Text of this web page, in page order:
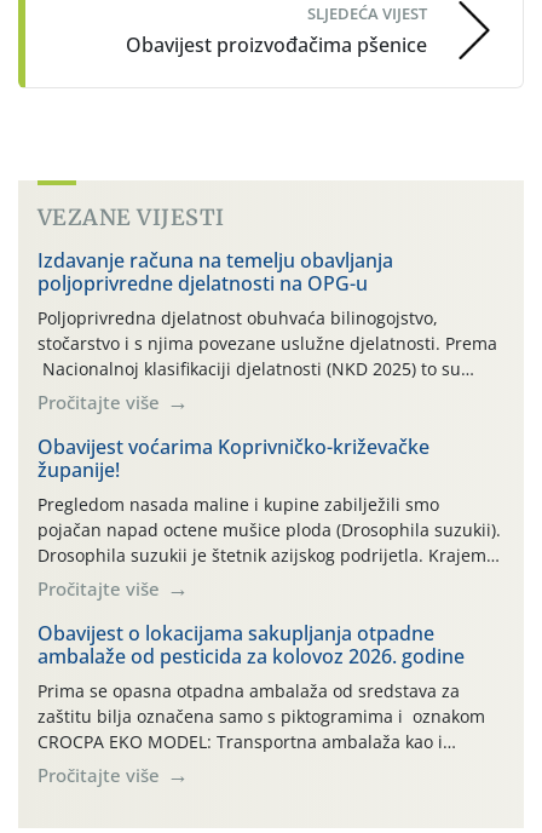
SLJEDEĆA VIJEST
Obavijest proizvođačima pšenice
VEZANE VIJESTI
Izdavanje računa na temelju obavljanja
poljoprivredne djelatnosti na OPG-u
Poljoprivredna djelatnost obuhvaća bilinogojstvo,
stočarstvo i s njima povezane uslužne djelatnosti. Prema
Nacionalnoj klasifikaciji djelatnosti (NKD 2025) to su
skupne 01.1, 01.2, 01.3, 01.4, 01.5 i 01.6. Djelatnost
prerade poljoprivrednih proizvoda je svako djelovanje na
poljoprivredni proizvod čiji je rezultat proizvod koji
također može biti poljoprivredni proizvod poput npr.
maslinovog ulja, bučinog ulja, vino od […]
Pročitajte više
Obavijest voćarima Koprivničko-križevačke
županije!
Pregledom nasada maline i kupine zabilježili smo
pojačan napad octene mušice ploda (Drosophila suzukii).
Drosophila suzukii je štetnik azijskog podrijetla. Krajem
2010. godine prvi puta je registriran u Hrvatskoj, a u
rujnu 2016. godine na našem su području zabilježene
gospodarski važne štete. Riječ je o štetniku vrlo sličnom
dobro poznatoj vinskoj mušici, no za razliku […]
Pročitajte više
Obavijest o lokacijama sakupljanja otpadne
ambalaže od pesticida za kolovoz 2026. godine
Prima se opasna otpadna ambalaža od sredstava za
zaštitu bilja označena samo s piktogramima i oznakom
CROCPA EKO MODEL: Transportna ambalaža kao i
ambalaža drugih proizvoda koji nisu sredstva za zaštitu
bilja (npr. ambalaža od mineralnih gnojiva,) se ne
Pročitajte više